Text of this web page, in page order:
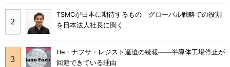
TSMCが日本に期待するもの グローバル戦略での役割
を日本法人社長に聞く
He・ナフサ・レジスト逼迫の続報――半導体工場停止が
回避できている理由